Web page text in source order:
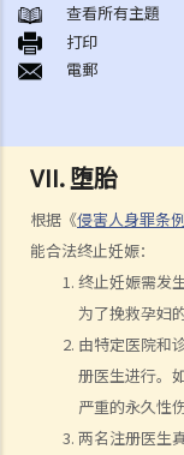
VII. 堕胎
根据《侵害人身罪条例
能合法终止妊娠：
终止妊娠需发
为了挽救孕妇
由特定医院和
册医生进行。
严重的永久性
两名注册医生
A. 概述
B. 香港认可的婚姻关系
1. 如果我在香港以外
2. 我在香港以外的地
记结婚吗？
C. 办理婚姻登记及举行
A. 在香港结婚的条件
B. 结婚登记程序
C. 婚姻的有效性
D. 《婚姻条例》下的
E. 婚姻协议书
A. 婚姻协议书的法律
查看所有主題
打印
電郵